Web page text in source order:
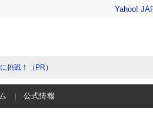
Yahoo!
挑戦！（PR）
公式情報